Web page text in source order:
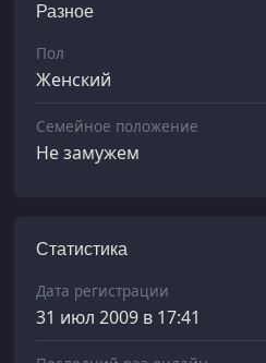
Разное
Пол
Женский
Семейное положение
Не замужем
Статистика
Дата регистрации
31 июл 2009 в 17:41